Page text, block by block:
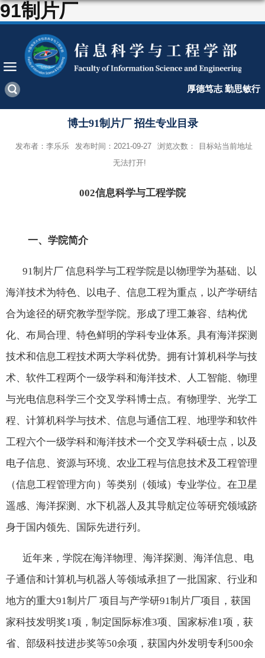
91制片厂
厚德笃志 勤思敏行
博士91制片厂 招生专业目录
发布者：李乐乐 发布时间：2021-09-27 浏览次数：
目标站当前地址
无法打开!
002信息科学与工程学院
一、学院简介
91制片厂 信息科学与工程学院是以物理学为基础、以
海洋技术为特色、以电子、信息工程为重点，以产学研结
合为途径的研究教学型学院。形成了理工兼容、结构优
化、布局合理、特色鲜明的学科专业体系。具有海洋探测
技术和信息工程技术两大学科优势。拥有计算机科学与技
术、软件工程两个一级学科和海洋技术、人工智能、物理
与光电信息科学三个交叉学科博士点。有物理学、光学工
程、计算机科学与技术、信息与通信工程、地理学和软件
工程六个一级学科和海洋技术一个交叉学科硕士点，以及
电子信息、资源与环境、农业工程与信息技术及工程管理
（信息工程管理方向） 等类别（领域）专业学位。在卫星
遥感、海洋探测、水下机器人及其导航定位等研究领域跻
身于国内领先、国际先进行列。
近年来，学院在海洋物理、海洋探测、海洋信息、电
子通信和计算机与机器人等领域承担了一批国家、行业和
地方的重大91制片厂 项目与产学研91制片厂项目，获国
家科技发明奖1项，制定国际标准3项、国家标准1项，获
省、部级科技进步奖等50余项，获国内外发明专利 500余